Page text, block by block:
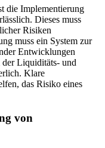
die Implementierung
Dieses muss
Risiken
muss ein System zur
Entwicklungen
Liquiditäts- und
Klare
das Risiko eines
von